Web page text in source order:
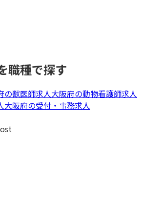
職種で探す
の獣医師求人大阪府の動物看護師求人
大阪府の受付・事務求人